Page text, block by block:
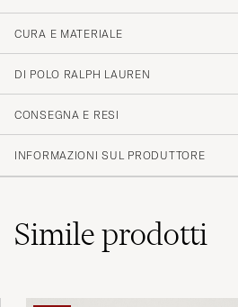
CURA E MATERIALE
DI POLO RALPH LAUREN
CONSEGNA E RESI
INFORMAZIONI SUL PRODUTTORE
Simileprodotti